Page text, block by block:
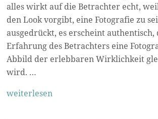
alles wirkt auf die Betrachter echt,
den Look vorgibt, eine Fotografie zu
ausgedrückt, es erscheint authentisch,
Erfahrung des Betrachters eine
Abbild der erlebbaren Wirklichkeit
wird. …
weiterlesen